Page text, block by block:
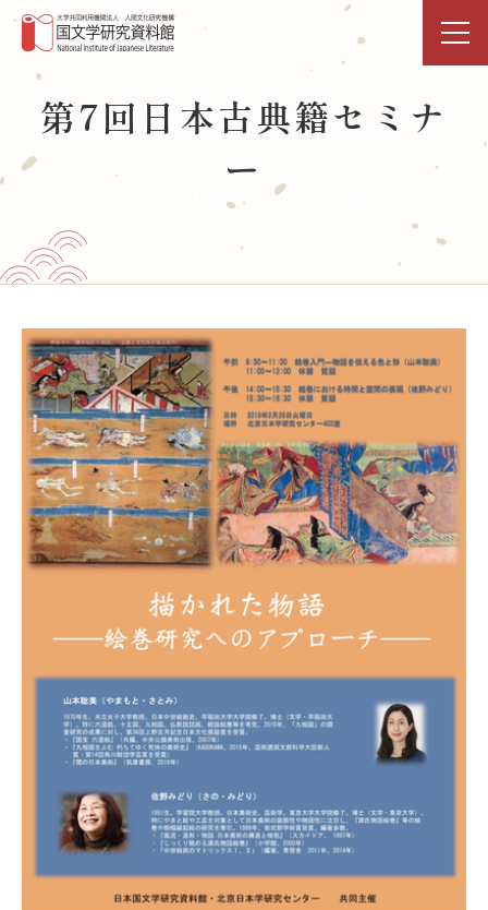
トップページ
研究活動・共同利用
展示・イベント
図書館
データベース
事業活動
大学院・教育
国文研について
古典デジラボ お知らせ
お問い合わせ アクセス
第7回日本古典籍セミナ
ー